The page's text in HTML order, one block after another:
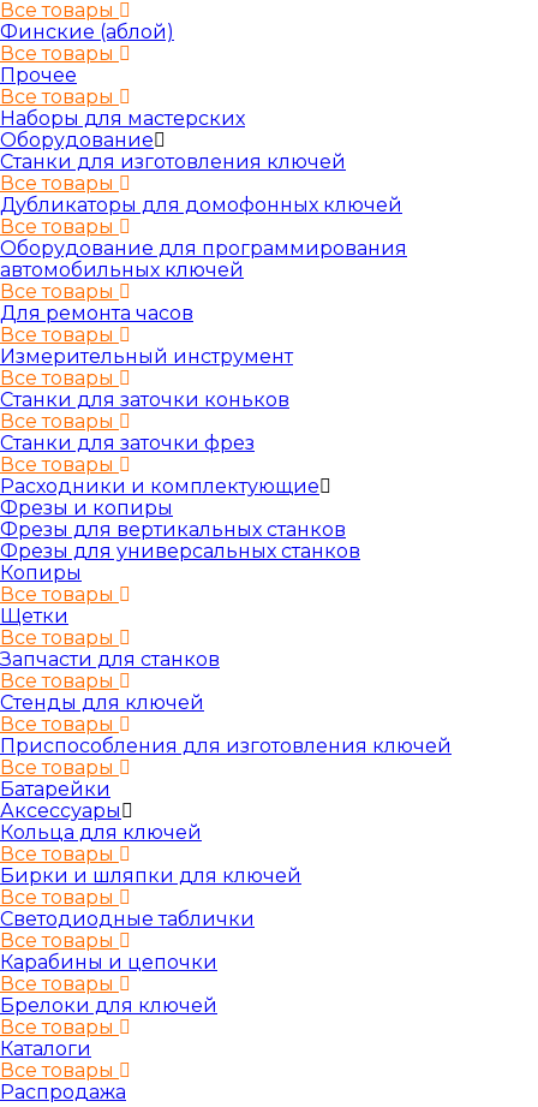
Все товары
Финские (аблой)
Все товары
Прочее
Все товары
Наборы для мастерских
Оборудование
Станки для изготовления ключей
Все товары
Дубликаторы для домофонных ключей
Все товары
Оборудование для программирования
автомобильных ключей
Все товары
Для ремонта часов
Все товары
Измерительный инструмент
Все товары
Станки для заточки коньков
Все товары
Станки для заточки фрез
Все товары
Расходники и комплектующие
Фрезы и копиры
Фрезы для вертикальных станков
Фрезы для универсальных станков
Копиры
Все товары
Щетки
Все товары
Запчасти для станков
Все товары
Стенды для ключей
Все товары
Приспособления для изготовления ключей
Все товары
Батарейки
Аксессуары
Кольца для ключей
Все товары
Бирки и шляпки для ключей
Все товары
Светодиодные таблички
Все товары
Карабины и цепочки
Все товары
Брелоки для ключей
Все товары
Каталоги
Все товары
Распродажа